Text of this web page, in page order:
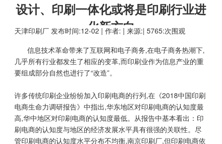
设计、印刷一体化或将是印刷行业进
化新方向
天津印刷厂 发布时间:12-02 | 作者: | 来源:| 5765:次围观
信息技术革命带来了互联网和电子商务,在电子商务热潮下,
几乎所有行业都发生了相应的变革,而印刷业作为信息产业的重
要组成部分自然也进行了“改造”。
许多传统印刷企业纷纷加入印刷电商的行列,在《2018中国印刷
电商生命力调研报告》中指出,华东地区对印刷电商的认知度最
高,华中地区对印刷电商的认知度最低。从报告中基本看出：印
刷电商的认知度与地区的经济发展水平具有很强的关联性。尽
管印刷电商的认知度水平分布不均衡,南京印刷厂,但印刷电商依